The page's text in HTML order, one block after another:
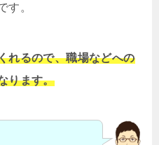
す。
れるので、職場などへの
ります。